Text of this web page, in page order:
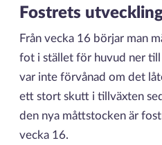
Fostrets
Från vecka 16 börjar man
fot i stället för huvud ner till
var inte förvånad om det
ett stort skutt i tillväxten
den nya måttstocken är
vecka 16.